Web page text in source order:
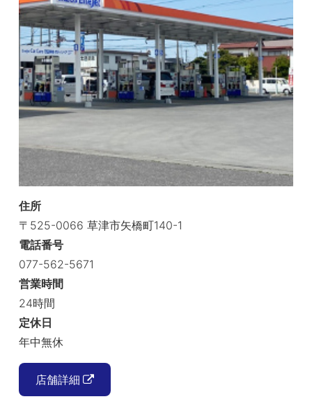
住所
〒525-0066 草津市矢橋町140-1
電話番号
077-562-5671
営業時間
24時間
定休日
年中無休
店舗詳細